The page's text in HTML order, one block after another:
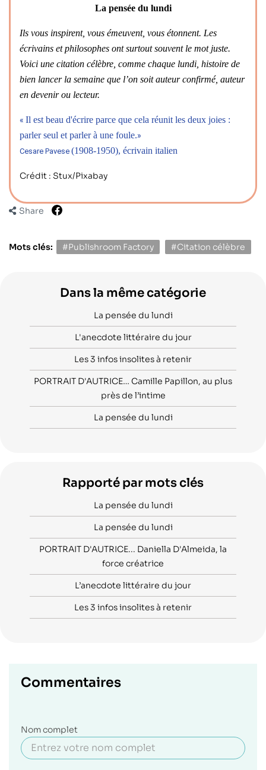
La pensée du lundi
Ils vous inspirent, vous émeuvent, vous étonnent. Les
écrivains et philosophes ont surtout souvent le mot juste.
Voici une citation célèbre, comme chaque lundi, histoire de
bien lancer la semaine que l’on soit auteur confirmé, auteur
en devenir ou lecteur.
« Il est beau d'écrire parce que cela réunit les deux joies :
parler seul et parler à une foule.»
Cesare Pavese (1908-1950), écrivain italien
Crédit : Stux/Pixabay
Share
Mots clés: #Publishroom Factory #Citation célèbre
Dans la même catégorie
La pensée du lundi
L'anecdote littéraire du jour
Les 3 infos insolites à retenir
PORTRAIT D'AUTRICE… Camille Papillon, au plus
près de l’intime
La pensée du lundi
Rapporté par mots clés
La pensée du lundi
La pensée du lundi
PORTRAIT D'AUTRICE... Daniella D'Almeida, la
force créatrice
L’anecdote littéraire du jour
Les 3 infos insolites à retenir
Commentaires
Nom complet